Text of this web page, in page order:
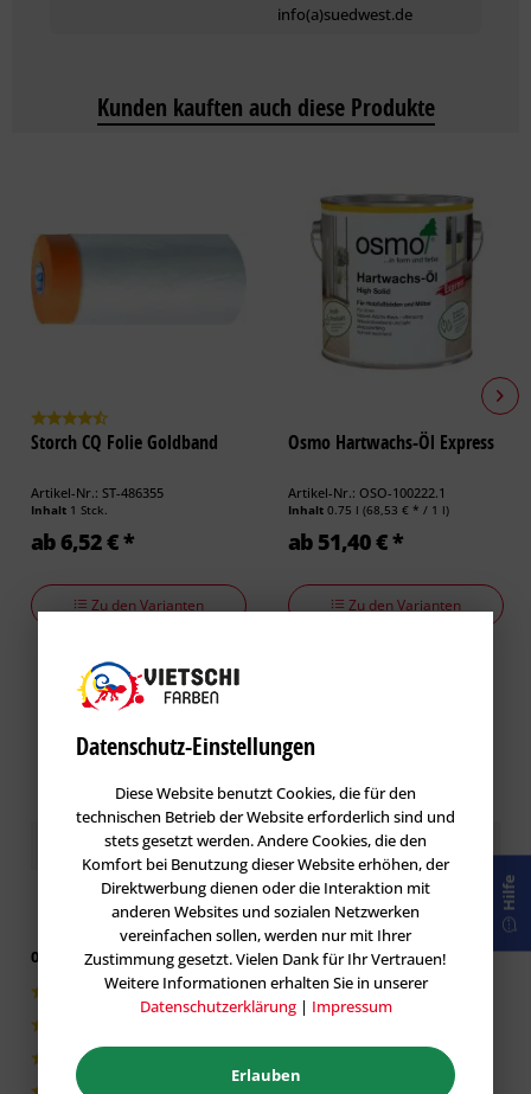
info(a)suedwest.de
Kunden kauften auch diese Produkte
Storch CQ Folie Goldband
Artikel-Nr.: ST-486355
Inhalt 1 Stck.
ab 6,52 € *
Zu den Varianten
Osmo Hartwachs-Öl Express
Artikel-Nr.: OSO-100222.1
Inhalt 0.75 l (68,53 € * / 1 l)
ab 51,40 € *
Zu den Varianten
Kundenbewertungen / Erfahrungen
0 von 5 basieren auf 0 Bewertungen
0|0%
Hilfe
Datenschutz-Einstellungen
Diese Website benutzt Cookies, die für den
technischen Betrieb der Website erforderlich sind und
stets gesetzt werden. Andere Cookies, die den
Komfort bei Benutzung dieser Website erhöhen, der
Direktwerbung dienen oder die Interaktion mit
anderen Websites und sozialen Netzwerken
vereinfachen sollen, werden nur mit Ihrer
Zustimmung gesetzt. Vielen Dank für Ihr Vertrauen!
Weitere Informationen erhalten Sie in unserer
Datenschutzerklärung| Impressum
Erlauben